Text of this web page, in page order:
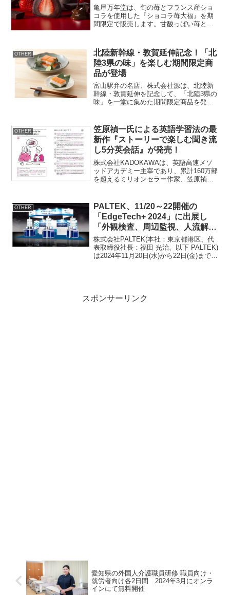
亀屋万年堂は、旬の苺とフランス産ショ
コラを使用した『ショコラ苺大福』を期
間限定で販売します。甘酸っぱい苺とビ
モニー『ショコラ苺大福』は、フランス
産ビターショコラを使用し...
OTHER
北陸新幹線・敦賀延伸記念！「北
陸3県の味」を楽しむ期間限定商
品が登場
富山駅弁の名店、株式会社源は、北陸新
幹線・敦賀延伸を記念して、「北陸3県の
味」を一堂に集めた期間限定商品を発売
景2024年3月16日の北陸新幹線・敦賀延
伸を記念し、富山...
OTHER
笠原禎一氏による英語学習法の最
新作『ストーリーで楽しむ聞き流
し5分英会話』が発売！
株式会社KADOKAWAは、英語高速メソ
ッドアカデミー主宰であり、累計160万部
を超えるミリオンセラー作家、笠原禎一
る倍速音声付』を2024年2月19日に発売
いたしま...
OTHER
PALTEK、11/20～22開催の
「EdgeTech+ 2024」に出展し
「外観検査、周辺監視、人流解
析」に関する組み込みデバイスソ
リューションを展示
株式会社PALTEK(本社：東京都港区、代
表取締役社長：福田 光治、以下 PALTEK)
は2024年11月20日(水)から22日(金)までの
スポンサーリンク
愛知県の外国人介護職員研修 職員向け・
就労者向け各2日間 2024年3月にオンラ
インにて無料開催